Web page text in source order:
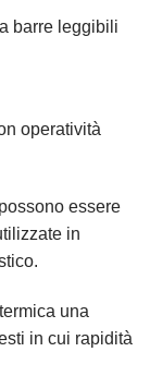
barre leggibili
operatività
essere
in
una
in cui rapidità